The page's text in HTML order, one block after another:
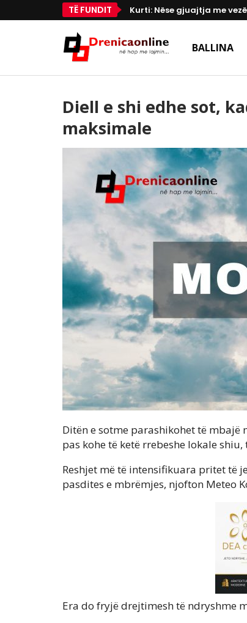
TË FUNDIT Kurti: Nëse gjuajtja me
BALLINA
Diell e shi edhe sot,
maksimale
Ditën e sotme parashikohet të
pas kohe të ketë rrebeshe lokale
Reshjet më të intensifikuara pritet të
pasdites e mbrëmjes, njofton Meteo
Era do fryjë drejtimesh të ndryshme